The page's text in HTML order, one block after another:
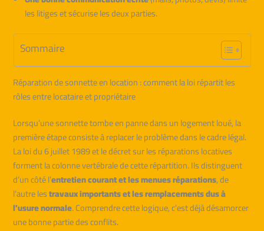
les litiges et sécurise les deux parties.
Sommaire
Réparation de sonnette en location : comment la loi répartit les
rôles entre locataire et propriétaire
Lorsqu’une sonnette tombe en panne dans un logement loué, la
première étape consiste à replacer le problème dans le cadre légal.
La loi du 6 juillet 1989 et le décret sur les réparations locatives
forment la colonne vertébrale de cette répartition. Ils distinguent
d’un côté l’entretien courant et les menues réparations, de
l’autre lestravaux importants et les remplacements dus à
l’usure normale. Comprendre cette logique, c’est déjà désamorcer
une bonne partie des conflits.